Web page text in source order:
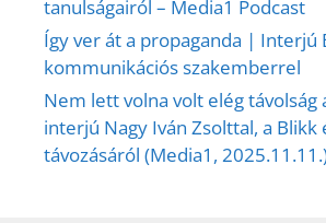
tanulságairól – Media1 Podcast
Így ver át a propaganda | Interjú
kommunikációs szakemberrel
Nem lett volna volt elég távolság
interjú Nagy Iván Zsolttal, a
távozásáról (Media1,